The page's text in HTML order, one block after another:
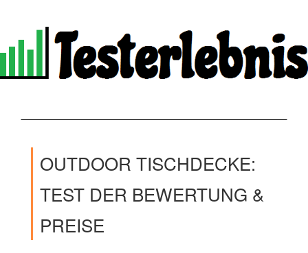
OUTDOOR TISCHDECKE:
TEST DER BEWERTUNG &
PREISE